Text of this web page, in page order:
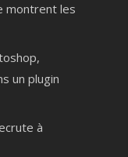
montrent les
un plugin
à